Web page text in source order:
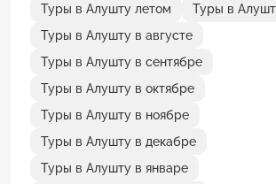
Туры в Алушту летом
Туры в
Туры в Алушту в августе
Туры в Алушту в сентябре
Туры в Алушту в октябре
Туры в Алушту в ноябре
Туры в Алушту в декабре
Туры в Алушту в январе